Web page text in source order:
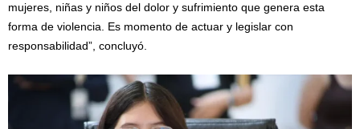
mujeres, niñas y niños del dolor y sufrimiento que genera esta
forma de violencia. Es momento de actuar y legislar con
responsabilidad”, concluyó.